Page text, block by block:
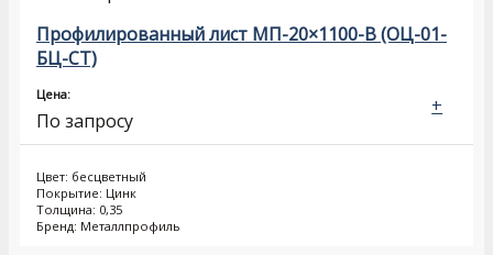
Профилированный лист МП-20×1100-B (ОЦ-01-
БЦ-СТ)
Цена:
По запросу
Цвет: бесцветный
Покрытие: Цинк
Толщина: 0,35
Бренд: Металлпрофиль
+